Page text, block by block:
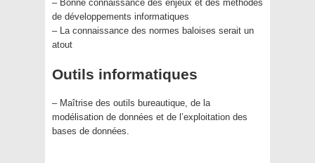
– Bonne connaissance des enjeux et des méthodes
de développements informatiques
– La connaissance des normes baloises serait un
atout
Outils informatiques
– Maîtrise des outils bureautique, de la
modélisation de données et de l’exploitation des
bases de données.